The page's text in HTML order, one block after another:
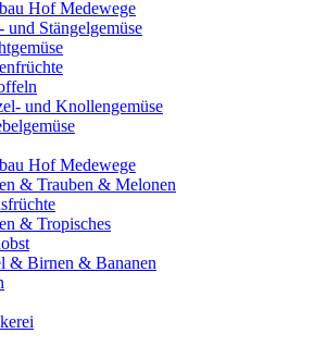
Hof Medewege
und Stängelgemüse
und Knollengemüse
Hof Medewege
& Trauben & Melonen
& Tropisches
& Birnen & Bananen